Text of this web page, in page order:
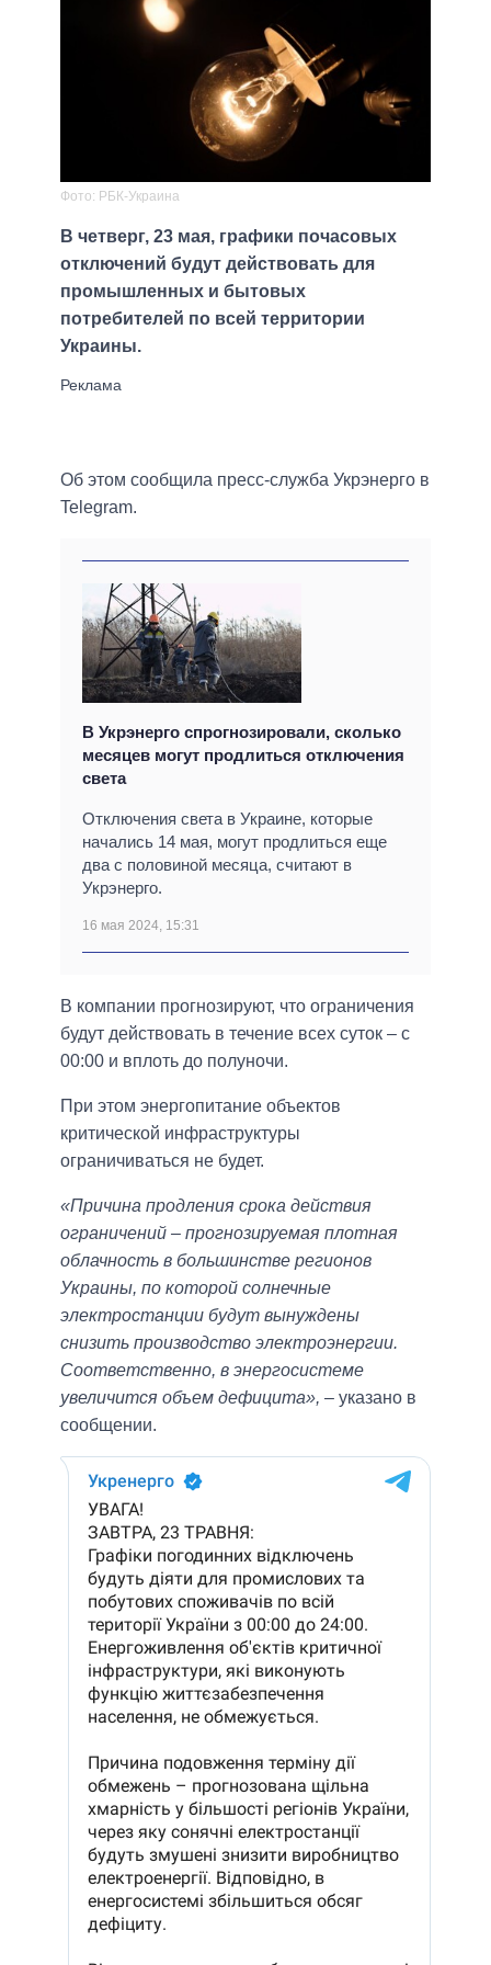
Фото: РБК-Украина
В четверг, 23 мая, графики почасовых
отключений будут действовать для
промышленных и бытовых
потребителей по всей территории
Украины.
Об этом сообщила пресс-служба Укрэнерго в
Telegram.
В Укрэнерго спрогнозировали, сколько
месяцев могут продлиться отключения
света
Отключения света в Украине, которые
начались 14 мая, могут продлиться еще
два с половиной месяца, считают в
Укрэнерго.
16 мая 2024, 15:31
В компании прогнозируют, что ограничения
будут действовать в течение всех суток – с
00:00 и вплоть до полуночи.
При этом энергопитание объектов
критической инфраструктуры
ограничиваться не будет.
«Причина продления срока действия
ограничений – прогнозируемая плотная
облачность в большинстве регионов
Украины, по которой солнечные
электростанции будут вынуждены
снизить производство электроэнергии.
Соответственно, в энергосистеме
увеличится объем дефицита», – указано в
сообщении.